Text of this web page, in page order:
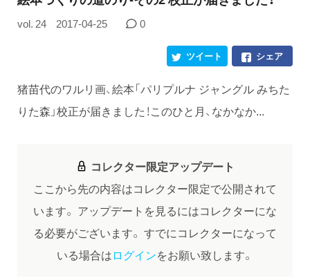
vol. 24 2017-04-25 0
シェア
ツイート
猪苗代のワルリ画、絵本「パリプルナ ジャングル みちた
りた森」校正が届きました！このひと月、なかなか...
コレクター限定アップデート
ここから先の内容はコレクター限定で公開されて
います。 アップデートを見るにはコレクターにな
る必要がございます。 すでにコレクターになって
いる場合はログインをお願い致します。